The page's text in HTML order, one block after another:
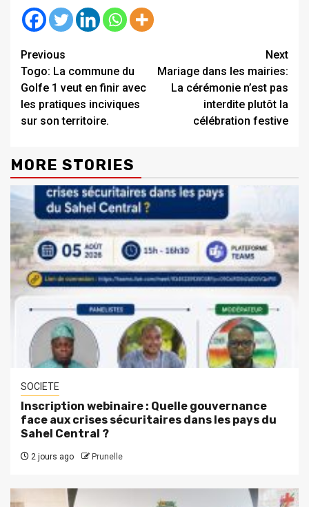
Continue
Reading
Previous
Togo: La commune du
Golfe 1 veut en finir avec
les pratiques inciviques
sur son territoire.
Next
Mariage dans les mairies:
La cérémonie n’est pas
interdite plutôt la
célébration festive
MORE STORIES
SOCIETE
Inscription webinaire : Quelle gouvernance
face aux crises sécuritaires dans les pays du
Sahel Central ?
2 jours ago Prunelle